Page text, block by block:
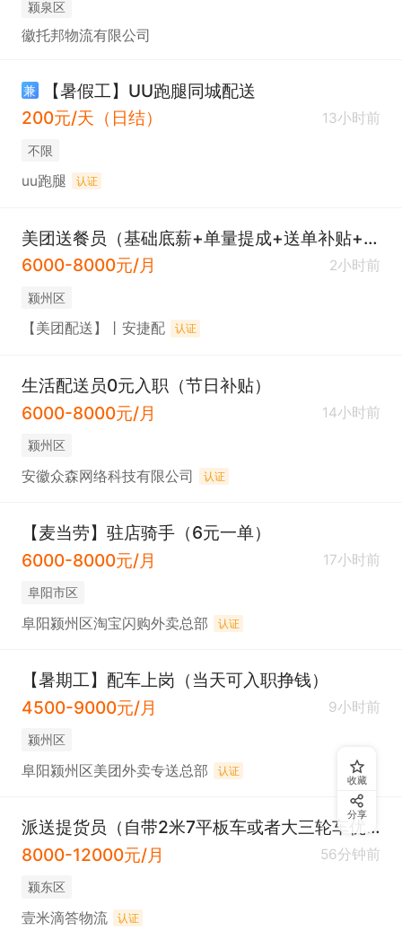
颍泉区
徽托邦物流有限公司
兼
【暑假工】UU跑腿同城配送
200元/天（日结）
13小时前
不限
uu跑腿 认证
美团送餐员（基础底薪+单量提成+送单补贴+送单奖励）
6000-8000元/月
2小时前
颍州区
【美团配送】丨安捷配 认证
生活配送员0元入职（节日补贴）
6000-8000元/月
14小时前
颍州区
安徽众森网络科技有限公司 认证
【麦当劳】驻店骑手（6元一单）
6000-8000元/月
17小时前
阜阳市区
阜阳颍州区淘宝闪购外卖总部 认证
【暑期工】配车上岗（当天可入职挣钱）
4500-9000元/月
9小时前
颍州区
阜阳颍州区美团外卖专送总部 认证
派送提货员（自带2米7平板车或者大三轮车优先）
8000-12000元/月
56分钟前
颍东区
壹米滴答物流 认证
收藏
分享